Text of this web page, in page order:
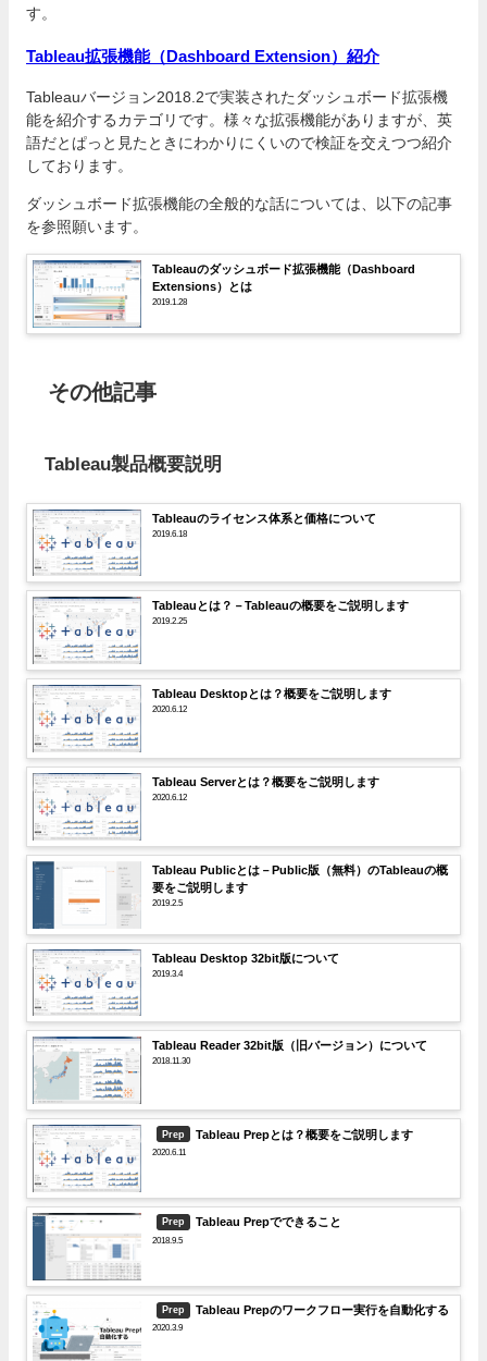
す。
Tableau拡張機能（Dashboard Extension）紹介
Tableauバージョン2018.2で実装されたダッシュボード拡張機
能を紹介するカテゴリです。様々な拡張機能がありますが、英
語だとぱっと見たときにわかりにくいので検証を交えつつ紹介
しております。
ダッシュボード拡張機能の全般的な話については、以下の記事
を参照願います。
Tableauのダッシュボード拡張機能（Dashboard
Extensions）とは
2019.1.28
その他記事
Tableau製品概要説明
Tableauのライセンス体系と価格について
2019.6.18
Tableauとは？－Tableauの概要をご説明します
2019.2.25
Tableau Desktopとは？概要をご説明します
2020.6.12
Tableau Serverとは？概要をご説明します
2020.6.12
Tableau Publicとは－Public版（無料）のTableauの概
要をご説明します
2019.2.5
Tableau Desktop 32bit版について
2019.3.4
Tableau Reader 32bit版（旧バージョン）について
2018.11.30
Prep Tableau Prepとは？概要をご説明します
2020.6.11
Prep Tableau Prepでできること
2018.9.5
Prep Tableau Prepのワークフロー実行を自動化する
2020.3.9